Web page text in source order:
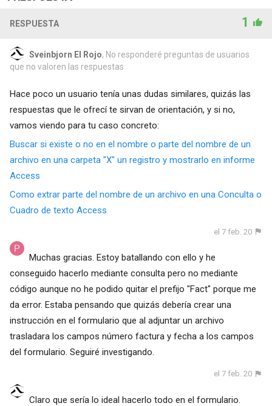
RESPUESTA 1
Sveinbjorn El Rojo, No responderé preguntas de usuarios
que no valoren las respuestas
Hace poco un usuario tenía unas dudas similares, quizás las
respuestas que le ofrecí te sirvan de orientación, y si no,
vamos viendo para tu caso concreto:
Buscar si existe o no en el nombre o parte del nombre de un
archivo en una carpeta "X" un registro y mostrarlo en informe
Access
Como extrar parte del nombre de un archivo en una Conculta o
Cuadro de texto Access
el 7 feb. 20
Muchas gracias. Estoy batallando con ello y he
conseguido hacerlo mediante consulta pero no mediante
código aunque no he podido quitar el prefijo "Fact" porque me
da error. Estaba pensando que quizás debería crear una
instrucción en el formulario que al adjuntar un archivo
trasladara los campos número factura y fecha a los campos
del formulario. Seguiré investigando.
el 7 feb. 20
Claro que sería lo ideal hacerlo todo en el formulario.